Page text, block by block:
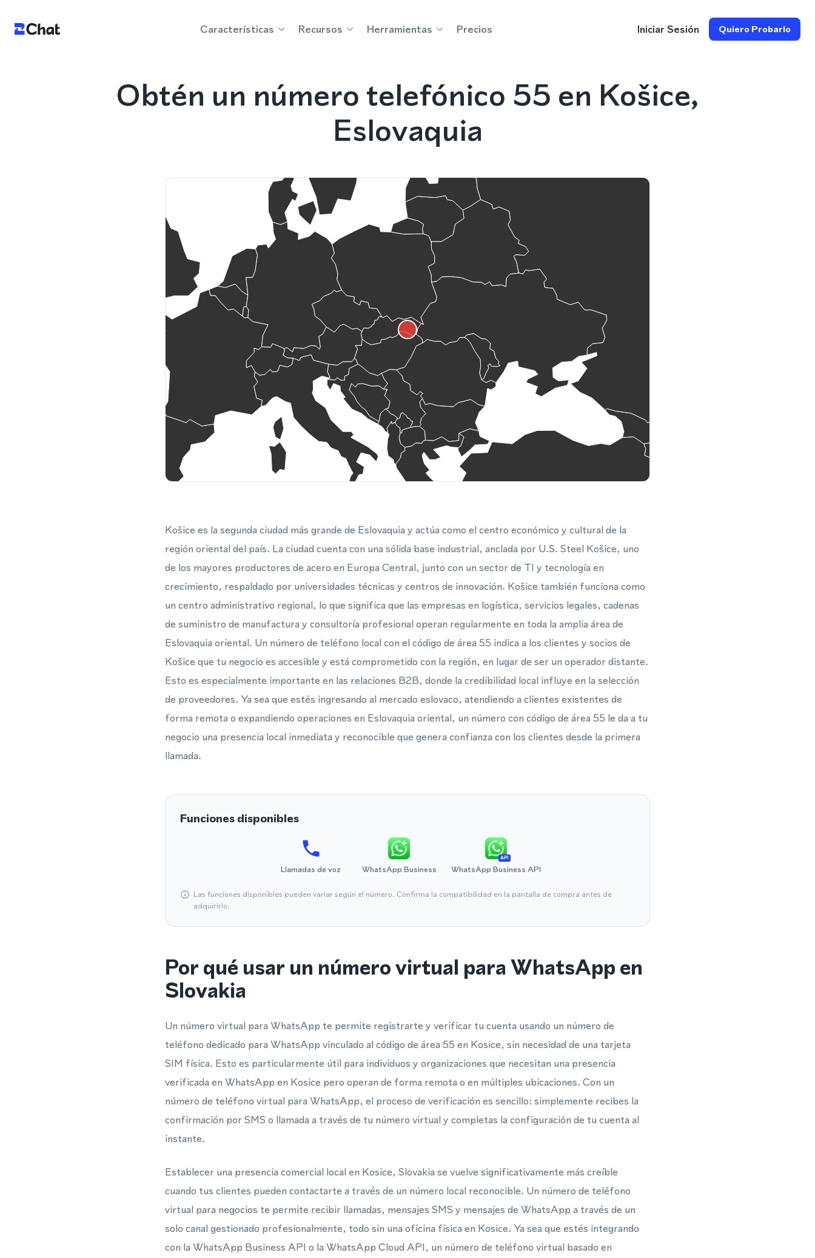
Características Recursos Herramientas Precios Iniciar Sesión Quiero Probarlo
Obtén un número telefónico 55 en Košice,
Eslovaquia
Košice es la segunda ciudad más grande de Eslovaquia y actúa como el centro económico y cultural de la
región oriental del país. La ciudad cuenta con una sólida base industrial, anclada por U.S. Steel Košice, uno
de los mayores productores de acero en Europa Central, junto con un sector de TI y tecnología en
crecimiento, respaldado por universidades técnicas y centros de innovación. Košice también funciona como
un centro administrativo regional, lo que significa que las empresas en logística, servicios legales, cadenas
de suministro de manufactura y consultoría profesional operan regularmente en toda la amplia área de
Eslovaquia oriental. Un número de teléfono local con el código de área 55 indica a los clientes y socios de
Košice que tu negocio es accesible y está comprometido con la región, en lugar de ser un operador distante.
Esto es especialmente importante en las relaciones B2B, donde la credibilidad local influye en la selección
de proveedores. Ya sea que estés ingresando al mercado eslovaco, atendiendo a clientes existentes de
forma remota o expandiendo operaciones en Eslovaquia oriental, un número con código de área 55 le da a tu
negocio una presencia local inmediata y reconocible que genera confianza con los clientes desde la primera
llamada.
Funciones disponibles
Llamadas de voz WhatsApp Business
API
WhatsApp Business API
Las funciones disponibles pueden variar según el número. Confirma la compatibilidad en la pantalla de compra antes de
adquirirlo.
Por qué usar un número virtual para WhatsApp en
Slovakia
Un número virtual para WhatsApp te permite registrarte y verificar tu cuenta usando un número de
teléfono dedicado para WhatsApp vinculado al código de área 55 en Kosice, sin necesidad de una tarjeta
SIM física. Esto es particularmente útil para individuos y organizaciones que necesitan una presencia
verificada en WhatsApp en Kosice pero operan de forma remota o en múltiples ubicaciones. Con un
número de teléfono virtual para WhatsApp, el proceso de verificación es sencillo: simplemente recibes la
confirmación por SMS o llamada a través de tu número virtual y completas la configuración de tu cuenta al
instante.
Establecer una presencia comercial local en Kosice, Slovakia se vuelve significativamente más creíble
cuando tus clientes pueden contactarte a través de un número local reconocible. Un número de teléfono
virtual para negocios te permite recibir llamadas, mensajes SMS y mensajes de WhatsApp a través de un
solo canal gestionado profesionalmente, todo sin una oficina física en Kosice. Ya sea que estés integrando
con la WhatsApp Business API o la WhatsApp Cloud API, un número de teléfono virtual basado en